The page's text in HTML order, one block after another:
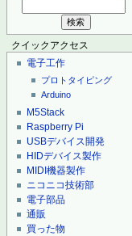
クイックアクセス
電子工作
プロトタイピング
Arduino
M5Stack
Raspberry Pi
USBデバイス開発
HIDデバイス製作
MIDI機器製作
ニコニコ技術部
電子部品
通販
買った物